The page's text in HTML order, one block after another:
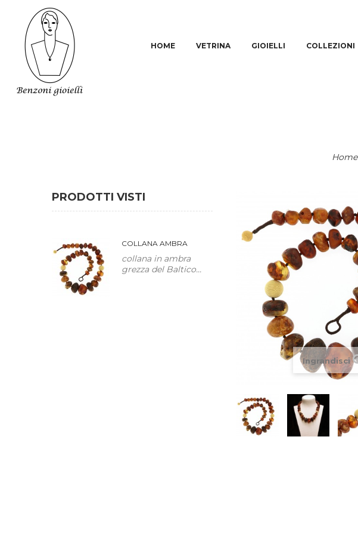
HOME VETRINA GIOIELLI COLLEZIONI
Home
PRODOTTI VISTI
COLLANA AMBRA
collana in ambra
grezza del Baltico...
Ingrandisci